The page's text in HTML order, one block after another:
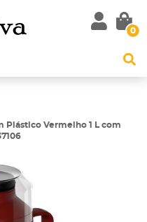
0
Plástico Vermelho 1 L com